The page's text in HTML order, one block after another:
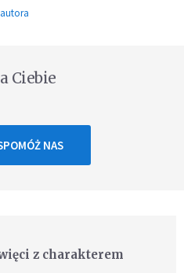
Ciebie
NAS
z charakterem